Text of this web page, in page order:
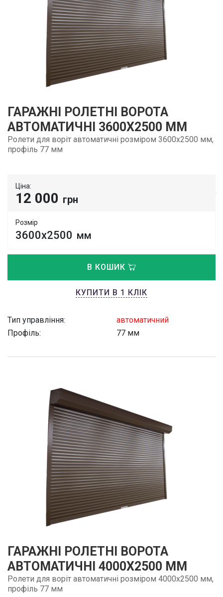
ГАРАЖНІ РОЛЕТНІ ВОРОТА
АВТОМАТИЧНІ 3600Х2500 ММ
Ролети для воріт автоматичні розміром 3600х2500 мм,
профіль 77 мм
Ціна:
12 000 грн
Розмір
3600х2500 мм
В КОШИК
КУПИТИ В 1 КЛІК
Тип управління:
автоматичний
Профіль:
77 мм
ГАРАЖНІ РОЛЕТНІ ВОРОТА
АВТОМАТИЧНІ 4000Х2500 ММ
Ролети для воріт автоматичні розміром 4000х2500 мм,
профіль 77 мм